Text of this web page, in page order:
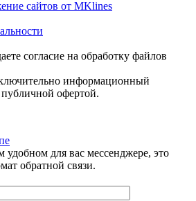
согласие на обработку файлов
информационный
публичной офертой.
для вас мессенджере, это
обратной связи.